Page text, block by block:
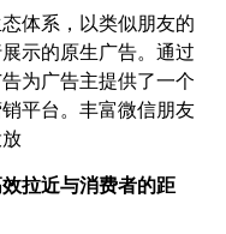
体系，以类似朋友的
示的原生广告。通过
为广告主提供了一个
平台。丰富微信朋友
拉近与消费者的距